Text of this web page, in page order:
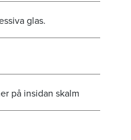
glas.
på insidan skalm